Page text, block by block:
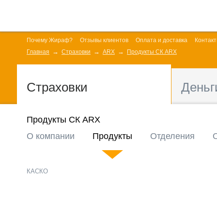
Почему Жираф? Отзывы клиентов Оплата и доставка
Главная
Страховки ARX Продукты СК ARX
Страховки
Продукты СК ARX
О компании
Продукты Отделения
КАСКО